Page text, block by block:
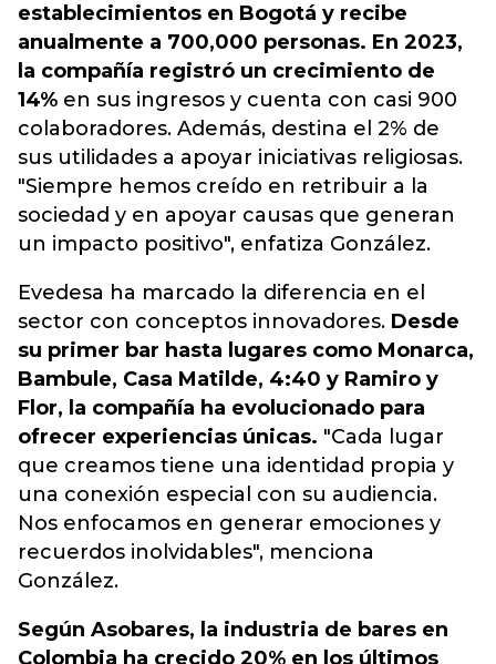
establecimientos en Bogotá y recibe
anualmente a 700,000 personas. En 2023,
la compañía registró un crecimiento de
14% en sus ingresos y cuenta con casi 900
colaboradores. Además, destina el 2% de
sus utilidades a apoyar iniciativas religiosas.
"Siempre hemos creído en retribuir a la
sociedad y en apoyar causas que generan
un impacto positivo", enfatiza González.
Evedesa ha marcado la diferencia en el
sector con conceptos innovadores. Desde
su primer bar hasta lugares como Monarca,
Bambule, Casa Matilde, 4:40 y Ramiro y
Flor, la compañía ha evolucionado para
ofrecer experiencias únicas. "Cada lugar
que creamos tiene una identidad propia y
una conexión especial con su audiencia.
Nos enfocamos en generar emociones y
recuerdos inolvidables", menciona
González.
Según Asobares, la industria de bares en
Colombia ha crecido 20% en los últimos